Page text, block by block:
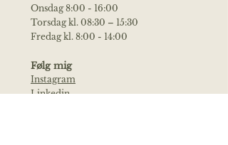
Onsdag 8:00 - 16:00
Torsdag kl. 08:30 – 15:30
Fredag kl. 8:00 - 14:00
Følg mig
Instagram
Linkedin